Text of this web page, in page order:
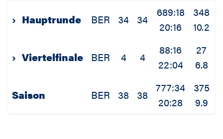
› Hauptrunde BER 34 34
689:18
20:16
348
10.2
› Viertelfinale BER 4 4
88:16
22:04
27
6.8
Saison BER 38 38
777:34
20:28
375
9.9